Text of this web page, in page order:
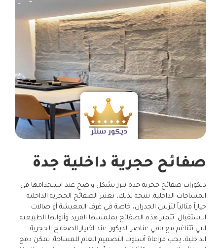
صفائح حجرية داخلية جدة
ديكورات صفائح حجرية جدة تبرز بشكل واضح عند استخدامها في
المساحات الداخلية. نتيجة لذلك، تعتبر الصفائح الحجرية الداخلية
خياراً مثالياً لتزيين الجدران، خاصة في غرف المعيشة أو صالات
الاستقبال. تتميز هذه الصفائح بملمسها الفريد وألوانها الطبيعية
التي تتناغم مع باقي عناصر الديكور. عند اختيار الصفائح الحجرية
الداخلية، يجب مراعاة أسلوب التصميم العام للمساحة. يمكن دمج